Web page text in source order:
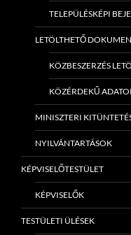
TELEPÜLÉSKÉPI
LETÖLTHETŐ
KÖZBESZERZÉS
KÖZÉRDEKŰ
MINISZTERI
NYILVÁNTARTÁSOK
KÉPVISELŐTESTÜLET
KÉPVISELŐK
TESTÜLETI ÜLÉSEK